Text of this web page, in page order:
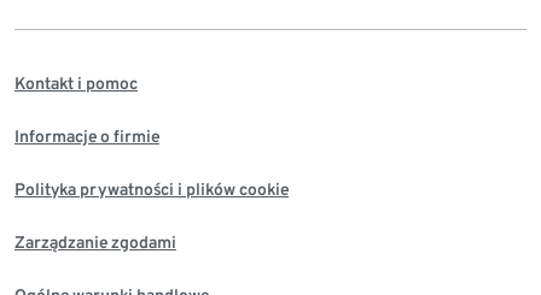
Kontakt i pomoc
Informacje o firmie
Polityka prywatności i plików cookie
Zarządzanie zgodami